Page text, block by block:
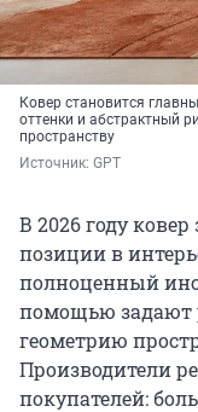
Ковер становится
оттенки и абстрактный
пространству
Источник: GPT
В 2026 году
позиции в
полноценный
помощью задают
геометрию
Производители
покупателей: